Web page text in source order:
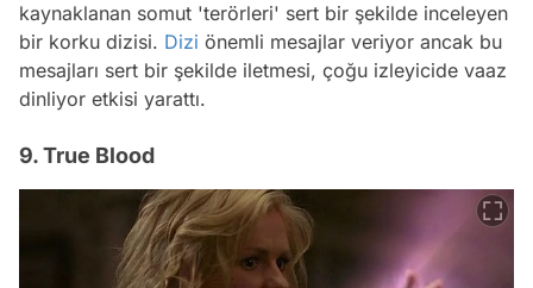
kaynaklanan somut 'terörleri' sert bir şekilde inceleyen
bir korku dizisi. Dizi önemli mesajlar veriyor ancak bu
mesajları sert bir şekilde iletmesi, çoğu izleyicide vaaz
dinliyor etkisi yarattı.
9. True Blood